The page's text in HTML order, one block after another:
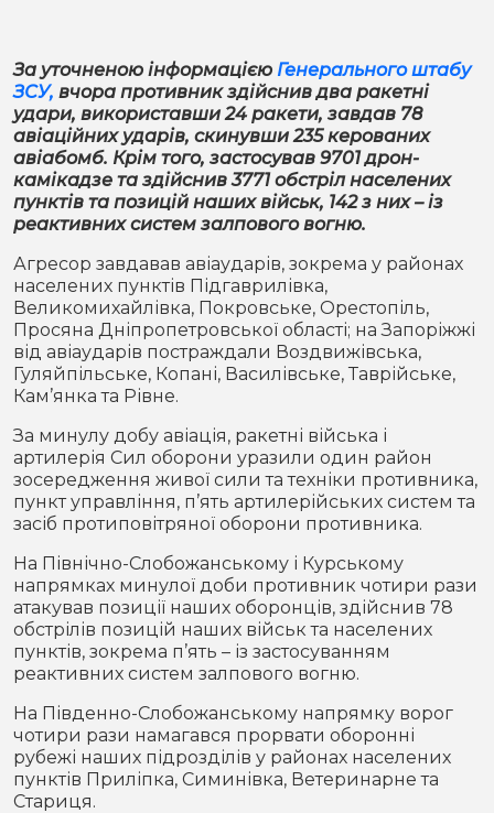
Відео
Конфлікти
Партнери
Історія
Спорт
Футбол
Контакти
Підписатись на нас у Telegram
За уточненою інформацією Генерального штабу
ЗСУ, вчора противник здійснив два ракетні
удари, використавши 24 ракети, завдав 78
авіаційних ударів, скинувши 235 керованих
авіабомб. Крім того, застосував 9701 дрон-
камікадзе та здійснив 3771 обстріл населених
пунктів та позицій наших військ, 142 з них – із
реактивних систем залпового вогню.
Агресор завдавав авіаударів, зокрема у районах
населених пунктів Підгаврилівка,
Великомихайлівка, Покровське, Орестопіль,
Просяна Дніпропетровської області; на Запоріжжі
від авіаударів постраждали Воздвижівська,
Гуляйпільське, Копані, Василівське, Таврійське,
Кам’янка та Рівне.
За минулу добу авіація, ракетні війська і
артилерія Сил оборони уразили один район
зосередження живої сили та техніки противника,
пункт управління, п’ять артилерійських систем та
засіб протиповітряної оборони противника.
На Північно-Слобожанському і Курському
напрямках минулої доби противник чотири рази
атакував позиції наших оборонців, здійснив 78
обстрілів позицій наших військ та населених
пунктів, зокрема п’ять – із застосуванням
реактивних систем залпового вогню.
На Південно-Слобожанському напрямку ворог
чотири рази намагався прорвати оборонні
рубежі наших підрозділів у районах населених
пунктів Приліпка, Симинівка, Ветеринарне та
Стариця.